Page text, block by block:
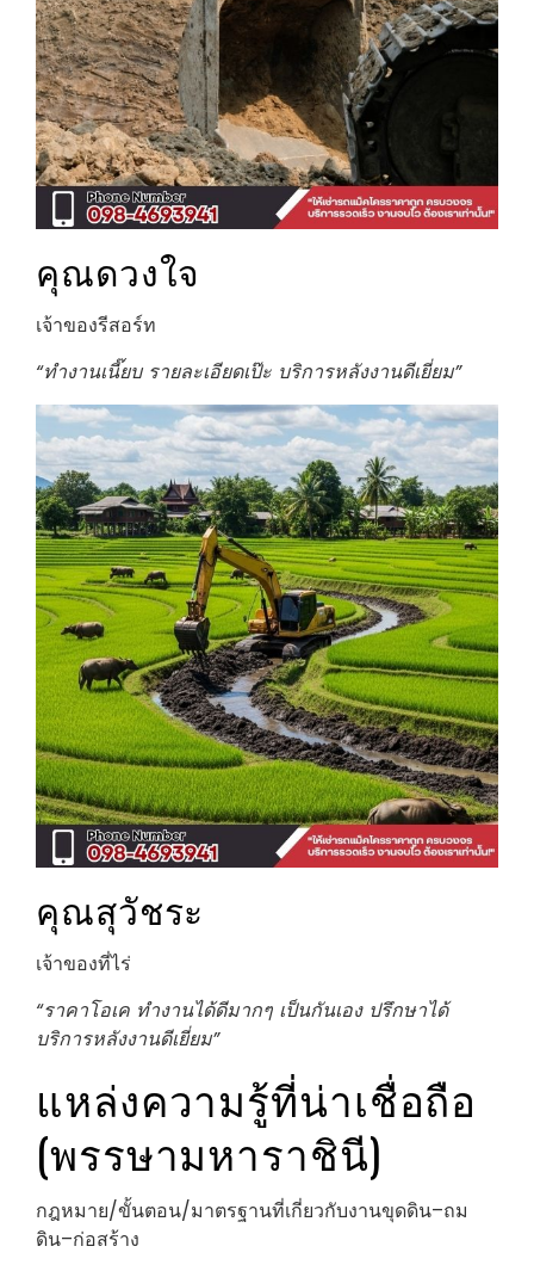
คุณดวงใจ
เจ้าของรีสอร์ท
“ทำงานเนี๊ยบ รายละเอียดเป๊ะ บริการหลังงานดีเยี่ยม”
คุณสุวัชระ
เจ้าของที่ไร่
“ราคาโอเค ทำงานได้ดีมากๆ เป็นกันเอง ปรึกษาได้
บริการหลังงานดีเยี่ยม”
แหล่งความรู้ที่น่าเชื่อถือ
(พรรษามหาราชินี)
กฎหมาย/ขั้นตอน/มาตรฐานที่เกี่ยวกับงานขุดดิน–ถม
ดิน–ก่อสร้าง